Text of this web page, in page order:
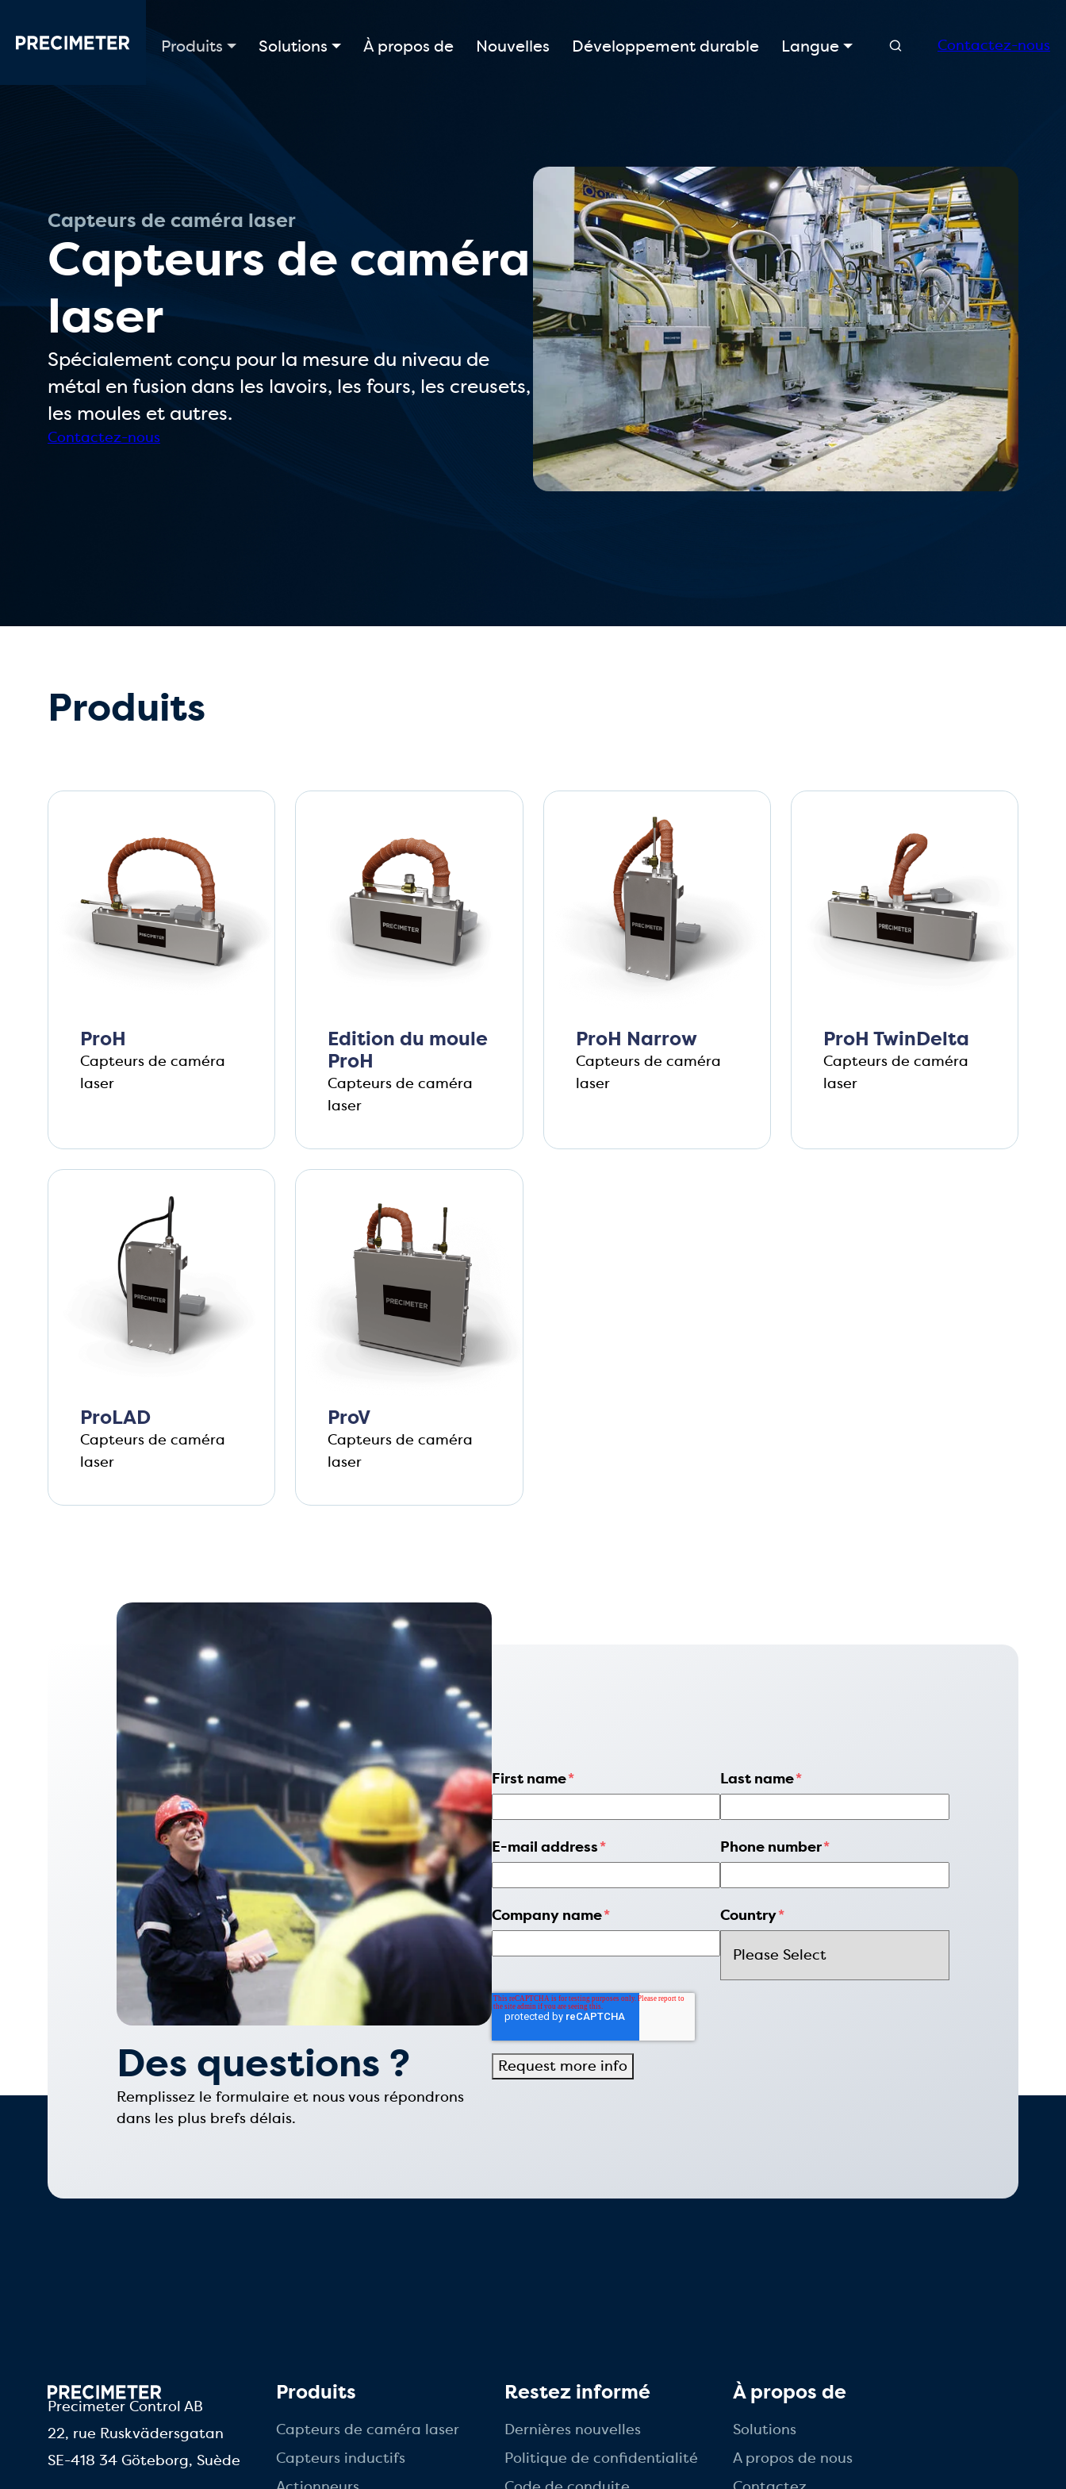
Produits Solutions À propos de Nouvelles Développement durable Langue Recherche
Contactez-nous
Capteurs de caméra laser
Capteurs de caméra
laser
Spécialement conçu pour la mesure du niveau de
métal en fusion dans les lavoirs, les fours, les creusets,
les moules et autres.
Contactez-nous
Produits
ProH
Capteurs de caméra
laser
Edition du moule
ProH
Capteurs de caméra
laser
ProH Narrow
Capteurs de caméra
laser
ProH TwinDelta
Capteurs de caméra
laser
ProLAD
Capteurs de caméra
laser
ProV
Capteurs de caméra
laser
Des questions ?
Remplissez le formulaire et nous vous répondrons
dans les plus brefs délais.
First name* Last name*
E-mail address* Phone number*
Company name* Country*
Precimeter Control AB
22, rue Ruskvädersgatan
SE-418 34 Göteborg, Suède
Produits
Capteurs de caméra laser
Capteurs inductifs
Restez informé
Dernières nouvelles
Politique de confidentialité
À propos de
Solutions
A propos de nous